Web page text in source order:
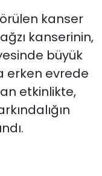
kanser
kanserinin,
büyük
erken evrede
etkinlikte,